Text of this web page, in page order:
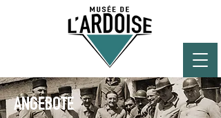
ANGEBOTE